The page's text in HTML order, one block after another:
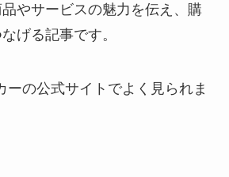
やサービスの魅力を伝え、購
げる記事です。
ーの公式サイトでよく見られま